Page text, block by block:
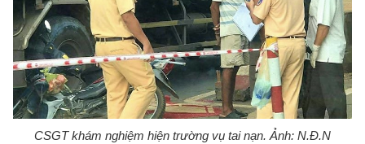
CSGT khám nghiệm hiện trường vụ tai nạn. Ảnh: N.Đ.N